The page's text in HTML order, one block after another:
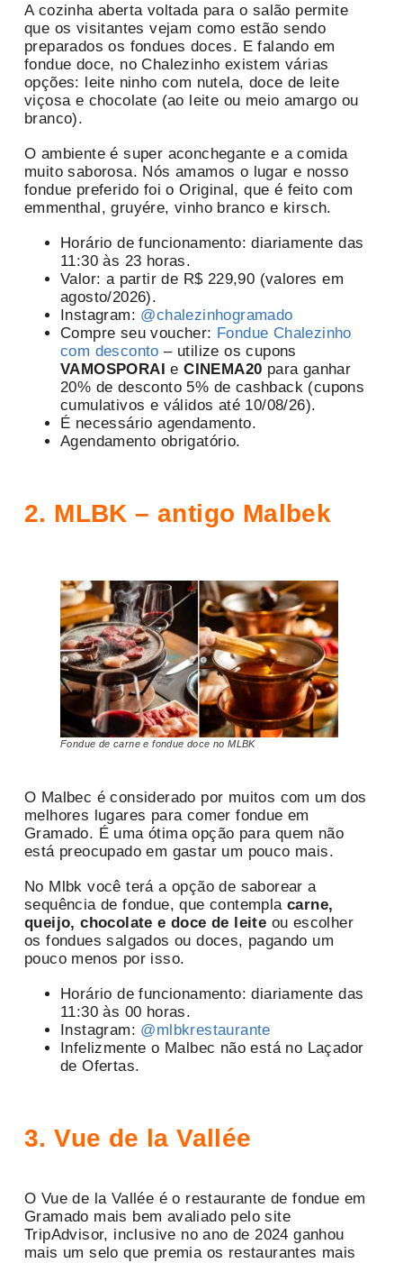
A cozinha aberta voltada para o salão permite
que os visitantes vejam como estão sendo
preparados os fondues doces. E falando em
fondue doce, no Chalezinho existem várias
opções: leite ninho com nutela, doce de leite
viçosa e chocolate (ao leite ou meio amargo ou
branco).
O ambiente é super aconchegante e a comida
muito saborosa. Nós amamos o lugar e nosso
fondue preferido foi o Original, que é feito com
emmenthal, gruyére, vinho branco e kirsch.
Horário de funcionamento: diariamente das
11:30 às 23 horas.
Valor: a partir de R$ 229,90 (valores em
agosto/2026).
Instagram: @chalezinhogramado
Compre seu voucher: Fondue Chalezinho
com desconto – utilize os cupons
VAMOSPORAI eCINEMA20 para ganhar
20% de desconto 5% de cashback (cupons
cumulativos e válidos até 10/08/26).
É necessário agendamento.
Agendamento obrigatório.
2. MLBK – antigo Malbek
Fondue de carne e fondue doce no MLBK
O Malbec é considerado por muitos com um dos
melhores lugares para comer fondue em
Gramado. É uma ótima opção para quem não
está preocupado em gastar um pouco mais.
No Mlbk você terá a opção de saborear a
sequência de fondue, que contempla carne,
queijo, chocolate e doce de leite ou escolher
os fondues salgados ou doces, pagando um
pouco menos por isso.
Horário de funcionamento: diariamente das
11:30 às 00 horas.
Instagram: @mlbkrestaurante
Infelizmente o Malbec não está no Laçador
de Ofertas.
3. Vue de la Vallée
O Vue de la Vallée é o restaurante de fondue em
Gramado mais bem avaliado pelo site
TripAdvisor, inclusive no ano de 2024 ganhou
mais um selo que premia os restaurantes mais